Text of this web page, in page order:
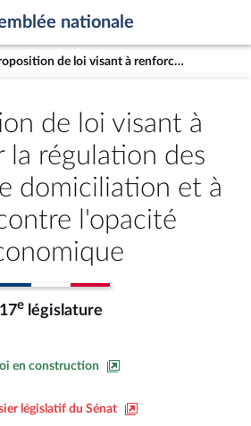
nationale
Proposition de loi visant à renforcer la régulation des sociétés de domiciliation et à lutter contre l'opacité économique
de loi visant à
la régulation des
domiciliation et à
l'opacité
17e législature
en construction
législatif du Sénat